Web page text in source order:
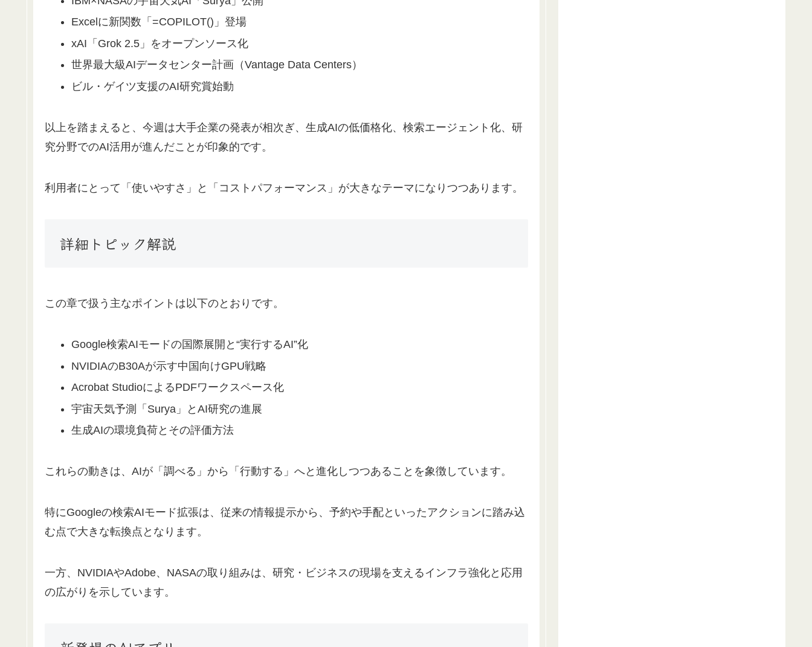
Excelに新関数「=COPILOT()」登場
xAI「Grok 2.5」をオープンソース化
世界最大級AIデータセンター計画（Vantage Data Centers）
ビル・ゲイツ支援のAI研究賞始動
以上を踏まえると、今週は大手企業の発表が相次ぎ、生成AIの低価格化、検索エージェント化、研
究分野でのAI活用が進んだことが印象的です。
利用者にとって「使いやすさ」と「コストパフォーマンス」が大きなテーマになりつつあります。
詳細トピック解説
この章で扱う主なポイントは以下のとおりです。
Google検索AIモードの国際展開と“実行するAI”化
NVIDIAのB30Aが示す中国向けGPU戦略
Acrobat StudioによるPDFワークスペース化
宇宙天気予測「Surya」とAI研究の進展
生成AIの環境負荷とその評価方法
これらの動きは、AIが「調べる」から「行動する」へと進化しつつあることを象徴しています。
特にGoogleの検索AIモード拡張は、従来の情報提示から、予約や手配といったアクションに踏み込
む点で大きな転換点となります。
一方、NVIDIAやAdobe、NASAの取り組みは、研究・ビジネスの現場を支えるインフラ強化と応用
の広がりを示しています。